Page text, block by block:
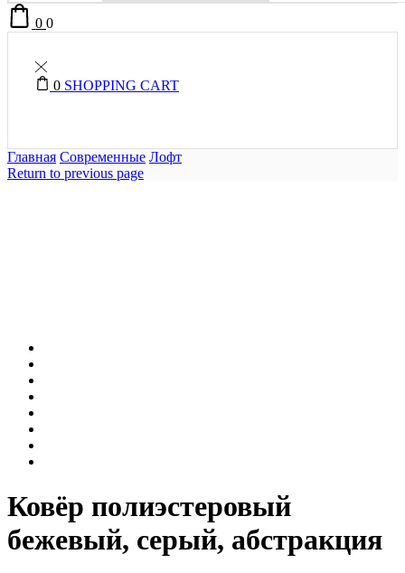
00
0 SHOPPING CART
Главная Современные Лофт
Return to previous page
Ковёр полиэстеровый
бежевый, серый, абстракция